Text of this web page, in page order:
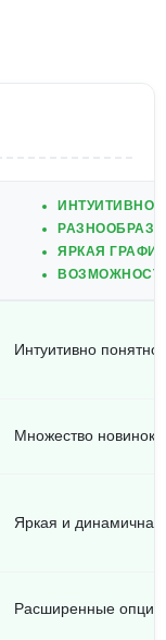
ИНТУИТИВНО
ЯРКАЯ
Интуитивно
Множество новинок,
Яркая и
Расширенные опции